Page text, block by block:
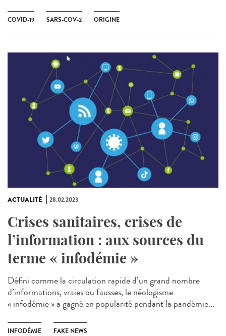
COVID-19 SARS-COV-2 ORIGINE
ACTUALITÉ 28.02.2023
Crises sanitaires, crises de
l’information : aux sources du
terme « infodémie »
Défini comme la circulation rapide d’un grand nombre
d’informations, vraies ou fausses, le néologisme
« infodémie » a gagné en popularité pendant la pandémie...
INFODÉMIE FAKE NEWS